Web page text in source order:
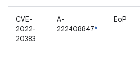
CVE-
2022-
20383
A-
222408847*
EoP